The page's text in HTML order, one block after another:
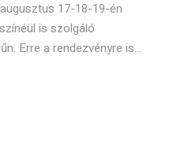
17-18-19-én
is szolgáló
Erre a rendezvényre is...